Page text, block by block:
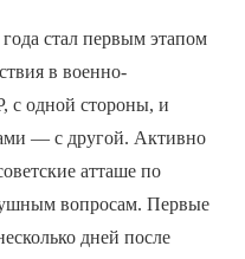
стал первым этапом
в военно-
с одной стороны, и
— с другой. Активно
атташе по
вопросам. Первые
дней после